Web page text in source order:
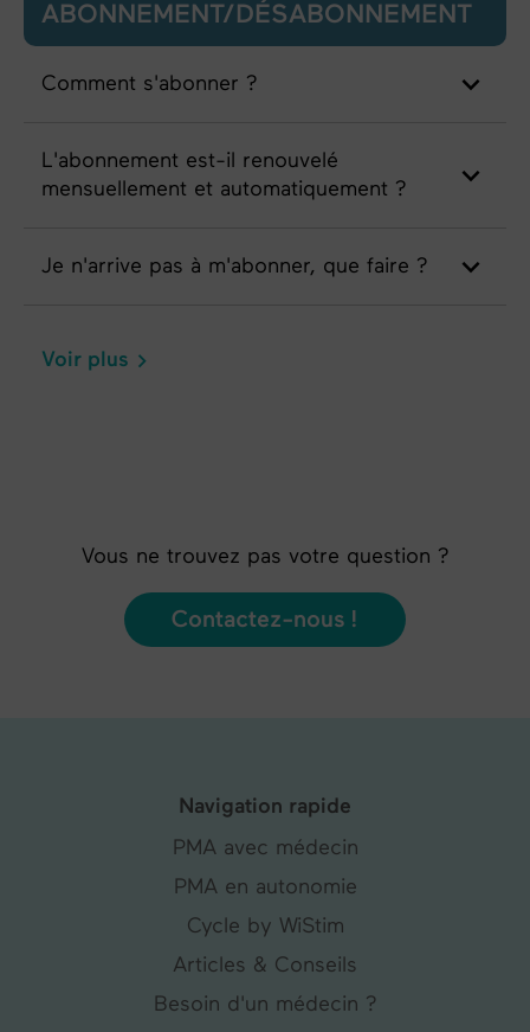
ABONNEMENT/DÉSABONNEMENT
Comment s'abonner ?
L'abonnement est-il renouvelé
mensuellement et automatiquement ?
Je n'arrive pas à m'abonner, que faire ?
Voir plus
Vous ne trouvez pas votre question ?
Contactez-nous !
Navigation rapide
PMA avec médecin
PMA en autonomie
Cycle by WiStim
Articles & Conseils
Besoin d'un médecin ?